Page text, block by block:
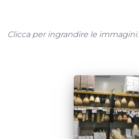
Clicca per ingrandire le immagini.